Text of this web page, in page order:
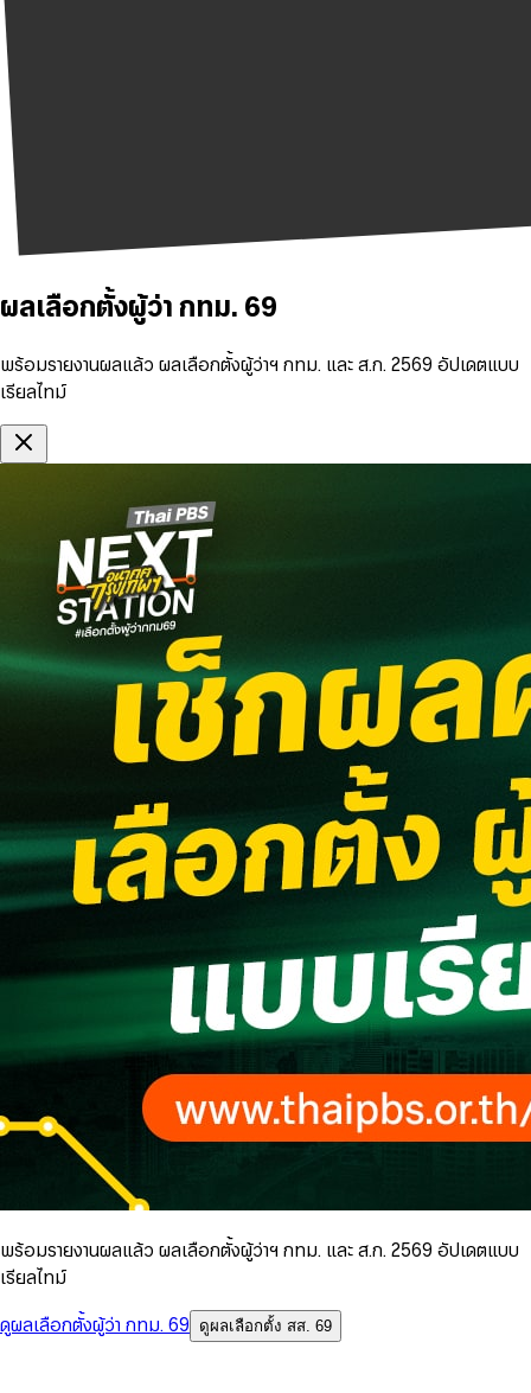
ผลเลือกตั้งผู้ว่า กทม. 69
พร้อมรายงานผลแล้ว ผลเลือกตั้งผู้ว่าฯ กทม. และ ส.ก. 2569 อัปเดตแบบ
เรียลไทม์
พร้อมรายงานผลแล้ว ผลเลือกตั้งผู้ว่าฯ กทม. และ ส.ก. 2569 อัปเดตแบบ
เรียลไทม์
ดูผลเลือกตั้งผู้ว่า กทม. 69
ดูผลเลือกตั้ง สส. 69